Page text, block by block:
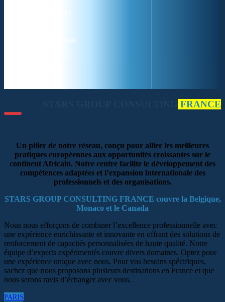
ACTUALITÉS
SGC EN IMAGE
FRANCE
Un pilier de notre réseau, conçu pour allier les meilleures
pratiques européennes aux opportunités croissantes sur le
continent Africain. Notre centre facilite le développement des
compétences adaptées et l’expansion internationale des
professionnels et des organisations.
STARS GROUP CONSULTING FRANCE couvre la Belgique,
Monaco et le Canada
Nous nous efforçons de combiner l’excellence professionnelle avec
une expérience enrichissante et innovante en offrant des solutions de
renforcement de capacités personnalisées de haute qualité. Notre
équipe d’experts expérimentés couvre divers domaines. Optez pour
une expérience unique avec nous. Pour vos besoins spécifiques,
sachez que nous proposons plusieurs destinations en France et que
nous serons ravis d’échanger avec vous.
PARIS